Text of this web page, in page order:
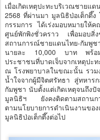
เมื่อเกิดเหตุปะทะบริเวณชายแ
2568 ที่ผ่านมา มูลนิธิป่อเต็กตึ๊
กรรมการ ได้เร่งมอบหมายใ
ศูนย์พักพิงชั่วคราว เพื่อมอบสิ่ง
สถานการณ์ชายแดนไทย-กัมพู
นายละ 10,000 บาท พร้อม
ประชาชนที่บาดเจ็บจากเหตุปะ
ณ โรงพยาบาลในขณะนั้น รวม
น้ำใจจากผู้มีจิตศรัทธา สู่ทหาร
กัมพูชา นับตั้งแต่เกิดเหตุจนถึง
มูลนิธิฯ ยังคงติดตามสถานกา
ตามนโยบายการดำเนินงานขอ
มูลนิธิป่อเต็กตึ๊งต่อไป